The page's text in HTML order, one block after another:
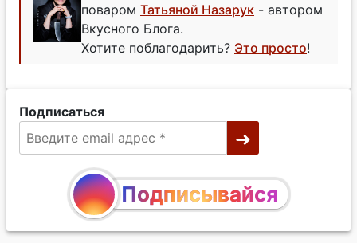
поваром Татьяной Назарук - автором
Вкусного Блога.
Хотите поблагодарить? Это просто!
Подписаться
Подписывайся